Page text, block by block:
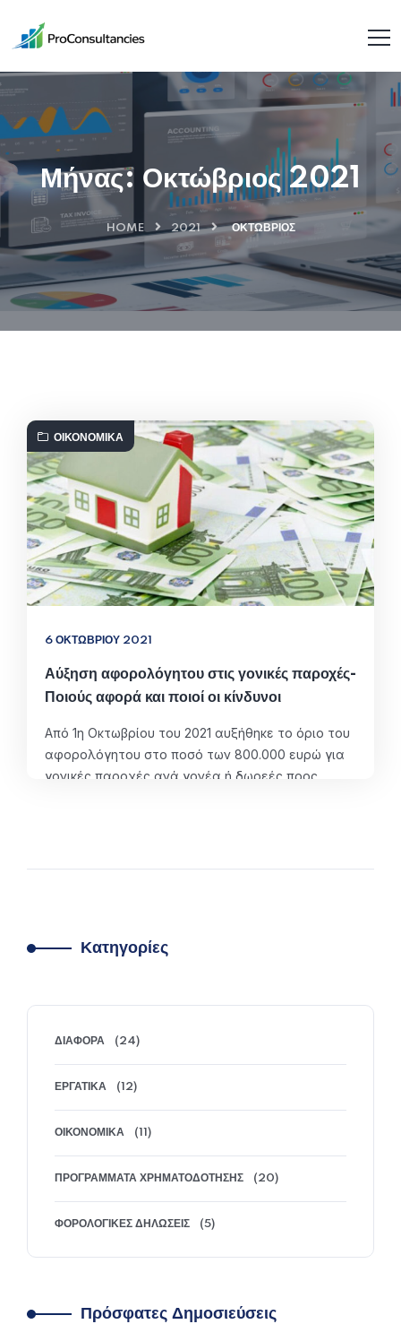
Μήνας: Οκτώβριος 2021
HOME 2021 ΟΚΤΏΒΡΙΟΣ
ΟΙΚΟΝΟΜΙΚΆ
6 ΟΚΤΩΒΡΊΟΥ 2021
Αύξηση αφορολόγητου στις γονικές παροχές-
Ποιούς αφορά και ποιοί οι κίνδυνοι
Aπό 1η Οκτωβρίου του 2021 αυξήθηκε το όριο του
αφορολόγητου στο ποσό των 800.000 ευρώ για
γονικές παροχές ανά γονέα ή δωρεές προς
Κατηγορίες
ΔΙΆΦΟΡΑ (24)
ΕΡΓΑΤΙΚΆ (12)
ΟΙΚΟΝΟΜΙΚΆ (11)
ΠΡΟΓΡΆΜΜΑΤΑ ΧΡΗΜΑΤΟΔΌΤΗΣΗΣ (20)
ΦΟΡΟΛΟΓΙΚΈΣ ΔΗΛΏΣΕΙΣ (5)
Πρόσφατες Δημοσιεύσεις